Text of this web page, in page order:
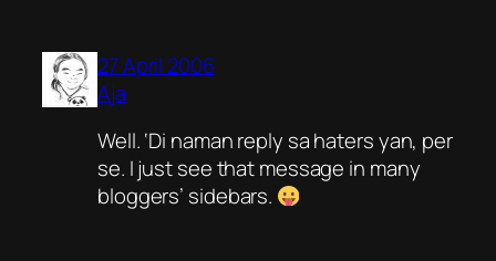
27 April 2006
Aja
Well. ‘Di naman reply sa haters yan, per
se. I just see that message in many
bloggers’ sidebars.